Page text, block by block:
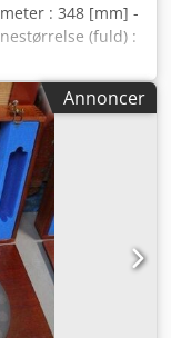
: 348 [mm] -
(fuld) :
TILBEHØR -
Andok
Annoncer